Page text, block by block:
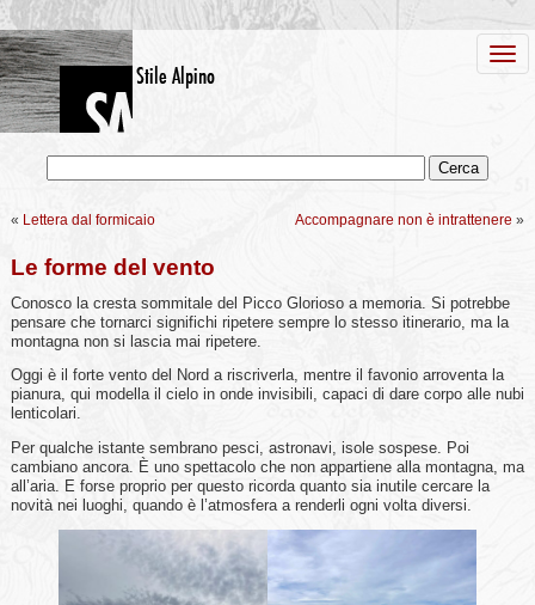
« Lettera dal formicaio Accompagnare non è intrattenere »
Le forme del vento
Conosco la cresta sommitale del Picco Glorioso a memoria. Si potrebbe
pensare che tornarci significhi ripetere sempre lo stesso itinerario, ma la
montagna non si lascia mai ripetere.
Oggi è il forte vento del Nord a riscriverla, mentre il favonio arroventa la
pianura, qui modella il cielo in onde invisibili, capaci di dare corpo alle nubi
lenticolari.
Per qualche istante sembrano pesci, astronavi, isole sospese. Poi
cambiano ancora. È uno spettacolo che non appartiene alla montagna, ma
all’aria. E forse proprio per questo ricorda quanto sia inutile cercare la
novità nei luoghi, quando è l’atmosfera a renderli ogni volta diversi.